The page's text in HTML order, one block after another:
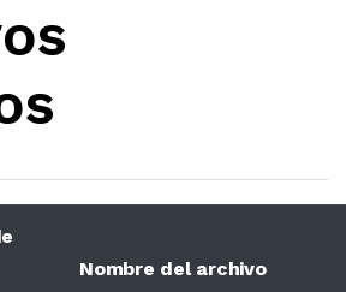
Nombre del archivo